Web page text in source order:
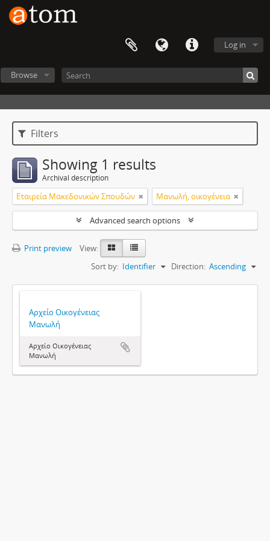
Log in
Browse
Filters
Showing 1 results
Archival description
Εταιρεία Μακεδονικών Σπουδών Μανωλή, οικογένεια
Advanced search options
Print preview
View:
Sort by: Identifier Direction: Ascending
Αρχείο Οικογένειας
Μανωλή
Αρχείο Οικογένειας
Μανωλή